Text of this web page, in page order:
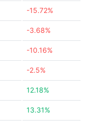
-15.72%
-3.68%
-10.16%
-2.5%
12.18%
13.31%